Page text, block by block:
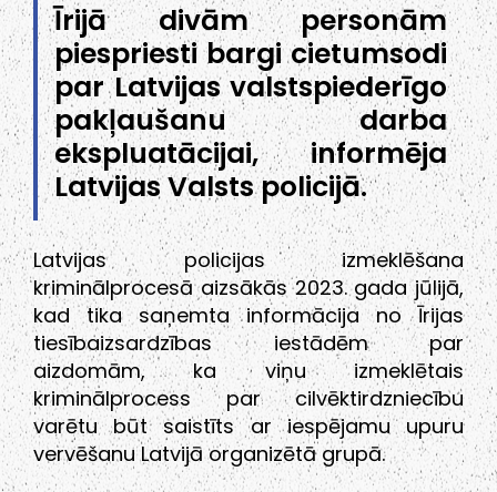
Īrijā divām personām
piespriesti bargi cietumsodi
par Latvijas valstspiederīgo
pakļaušanu darba
ekspluatācijai, informēja
Latvijas Valsts policijā.
Latvijas policijas izmeklēšana
kriminālprocesā aizsākās 2023. gada jūlijā,
kad tika saņemta informācija no Īrijas
tiesībaizsardzības iestādēm par
aizdomām, ka viņu izmeklētais
kriminālprocess par cilvēktirdzniecību
varētu būt saistīts ar iespējamu upuru
vervēšanu Latvijā organizētā grupā.